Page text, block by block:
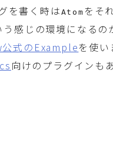
を書く時は Atom をそ
感じの環境になるの
式のExampleを使い
向けのプラグインも